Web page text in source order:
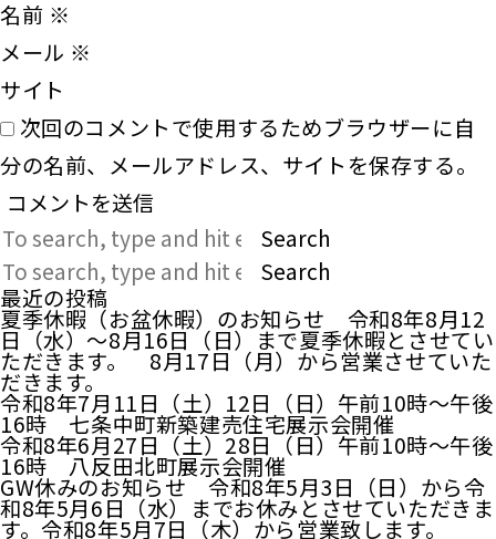
名前 ※
メール ※
サイト
次回のコメントで使用するためブラウザーに自
分の名前、メールアドレス、サイトを保存する。
Search
Search
最近の投稿
夏季休暇（お盆休暇）のお知らせ 令和8年8月12
日（水）～8月16日（日）まで夏季休暇とさせてい
ただきます。 8月17日（月）から営業させていた
だきます。
令和8年7月11日（土）12日（日）午前10時～午後
16時 七条中町新築建売住宅展示会開催
令和8年6月27日（土）28日（日）午前10時～午後
16時 八反田北町展示会開催
GW休みのお知らせ 令和8年5月3日（日）から令
和8年5月6日（水）までお休みとさせていただきま
す。令和8年5月7日（木）から営業致します。